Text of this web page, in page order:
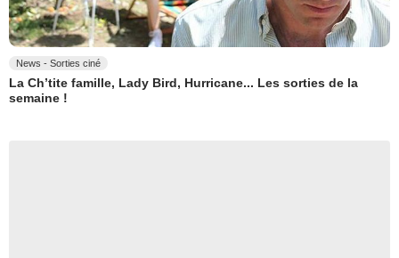
News - Sorties ciné
La Ch’tite famille, Lady Bird, Hurricane... Les sorties de la
semaine !